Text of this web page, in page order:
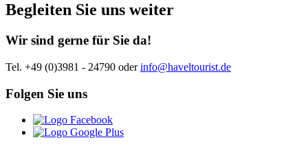
Begleiten Sie uns weiter
Wir sind gerne für Sie da!
Tel. +49 (0)3981 - 24790 oderinfo@haveltourist.de
Folgen Sie uns